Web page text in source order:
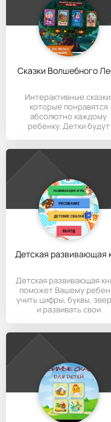
Сказки Волшебного
Интерактивные сказки,
которые понравятся
абсолютно каждому
ребенку. Детки будут
Детская развивающая
поможет Вашему
учить цифры, буквы,
и развивать свои